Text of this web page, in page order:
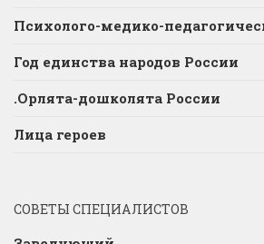
Психолого-медико-
Год единства народов России
.Орлята-дошколята России
Лица героев
СОВЕТЫ СПЕЦИАЛИСТОВ